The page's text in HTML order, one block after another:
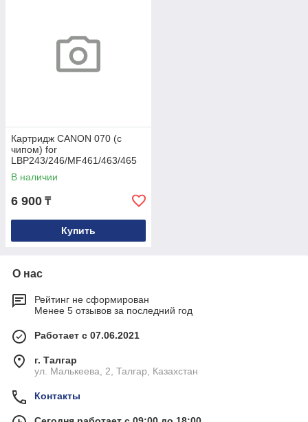
Картридж CANON 070 (с
чипом) for
LBP243/246/MF461/463/465
(10.2K) Euro Print
В наличии
6 900 ₸
Купить
О нас
Рейтинг не сформирован
Менее 5 отзывов за последний год
Работает с 07.06.2021
г. Талгар
ул. Малькеева, 2, Талгар, Казахстан
Контакты